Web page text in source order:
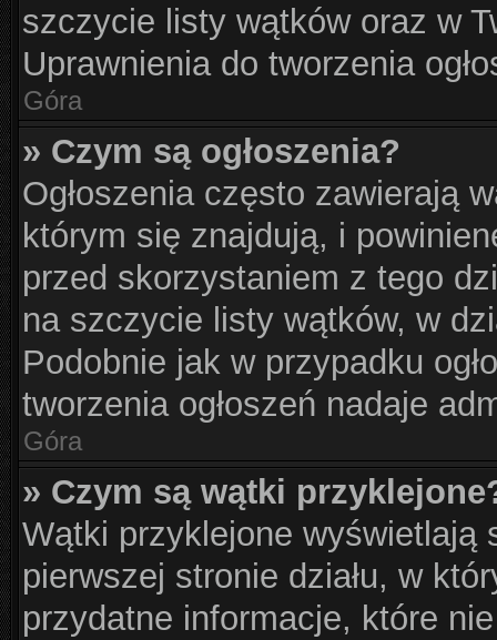
szczycie listy wątków oraz w
Uprawnienia do tworzenia
Góra
» Czym są ogłoszenia?
Ogłoszenia często zawierają
którym się znajdują, i
przed skorzystaniem z tego
na szczycie listy wątków, w
Podobnie jak w przypadku
tworzenia ogłoszeń nadaje
Góra
» Czym są wątki
Wątki przyklejone wyświetlają
pierwszej stronie działu, w
przydatne informacje, które